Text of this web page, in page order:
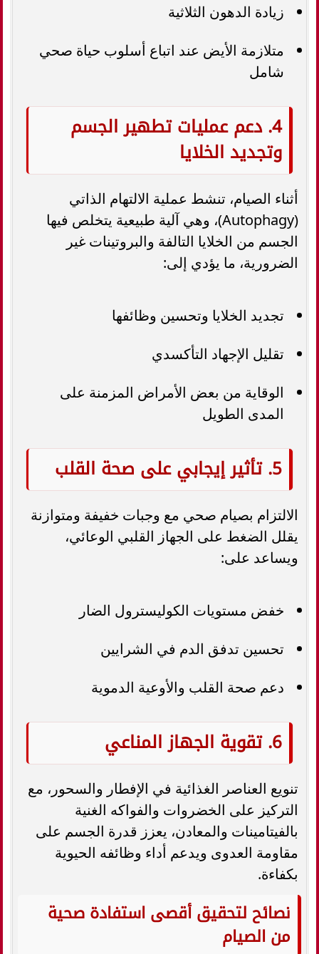
زيادة الدهون الثلاثية
متلازمة الأيض عند اتباع أسلوب حياة صحي
شامل
4. دعم عمليات تطهير الجسم
وتجديد الخلايا
أثناء الصيام، تنشط عملية الالتهام الذاتي
(Autophagy)، وهي آلية طبيعية يتخلص فيها
الجسم من الخلايا التالفة والبروتينات غير
الضرورية، ما يؤدي إلى:
تجديد الخلايا وتحسين وظائفها
تقليل الإجهاد التأكسدي
الوقاية من بعض الأمراض المزمنة على
المدى الطويل
5. تأثير إيجابي على صحة القلب
الالتزام بصيام صحي مع وجبات خفيفة ومتوازنة
يقلل الضغط على الجهاز القلبي الوعائي،
ويساعد على:
خفض مستويات الكوليسترول الضار
تحسين تدفق الدم في الشرايين
دعم صحة القلب والأوعية الدموية
6. تقوية الجهاز المناعي
تنويع العناصر الغذائية في الإفطار والسحور، مع
التركيز على الخضروات والفواكه الغنية
بالفيتامينات والمعادن، يعزز قدرة الجسم على
مقاومة العدوى ويدعم أداء وظائفه الحيوية
بكفاءة.
نصائح لتحقيق أقصى استفادة صحية
من الصيام